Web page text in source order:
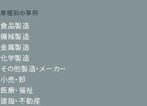
業種別の事例
食品製造
機械製造
金属製造
化学製造
その他製造・メーカー
小売・卸
医療・福祉
建設・不動産